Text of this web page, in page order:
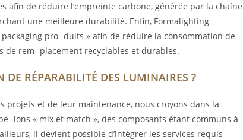
afin de réduire l’empreinte carbone, générée par la chaîne
une meilleure durabilité. Enfin, Formalighting
pro- duits » afin de réduire la consommation de
rem- placement recyclables et durables.
DE RÉPARABILITÉ DES LUMINAIRES ?
projets et de leur maintenance, nous croyons dans la
lons « mix et match », des composants étant communs à
il devient possible d’intégrer les services requis